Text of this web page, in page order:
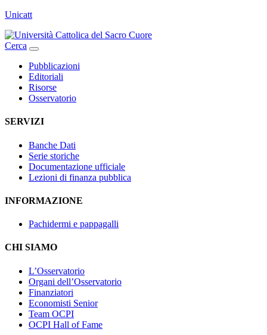
Unicatt
Cerca
Pubblicazioni
Editoriali
Risorse
Osservatorio
SERVIZI
Banche Dati
Serie storiche
Documentazione ufficiale
Lezioni di finanza pubblica
INFORMAZIONE
Pachidermi e pappagalli
CHI SIAMO
L’Osservatorio
Organi dell’Osservatorio
Finanziatori
Economisti Senior
Team OCPI
OCPI Hall of Fame